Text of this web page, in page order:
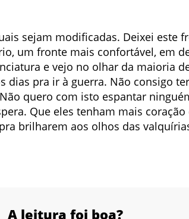
sejam modificadas. Deixei este
um fronte mais confortável, em
e vejo no olhar da maioria
pra ir à guerra. Não consigo
quero com isto espantar
Que eles tenham mais coração
brilharem aos olhos das
A leitura foi boa?